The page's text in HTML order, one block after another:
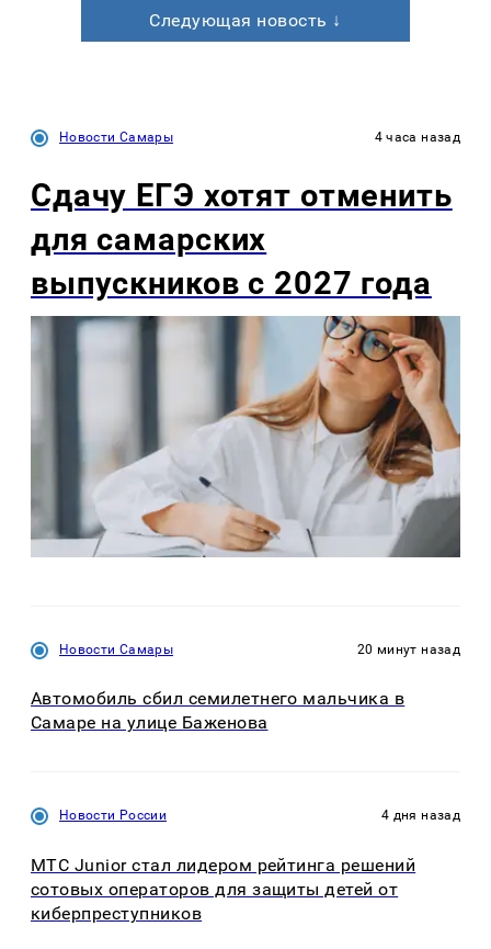
Следующая новость ↓
Новости Самары 4 часа назад
Сдачу ЕГЭ хотят отменить
для самарских
выпускников с 2027 года
Новости Самары 20 минут назад
Автомобиль сбил семилетнего мальчика в
Самаре на улице Баженова
Новости России 4 дня назад
МТС Junior стал лидером рейтинга решений
сотовых операторов для защиты детей от
киберпреступников